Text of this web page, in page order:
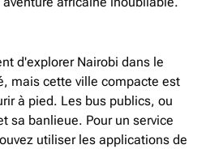
d'explorer Nairobi dans le
mais cette ville compacte est
à pied. Les bus publics, ou
sa banlieue. Pour un service
utiliser les applications de